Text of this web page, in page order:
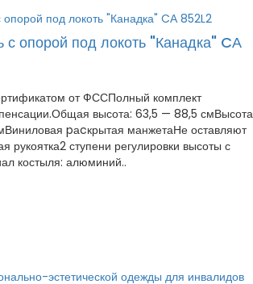
с опорой под локоть "Канадка" CА
от ФССПолный комплект
высота: 63,5 — 88,5 смВысота
pаcкрытая манжетаНе оставляют
рукоятка2 ступени регулировки высоты с
костыля: алюминий..